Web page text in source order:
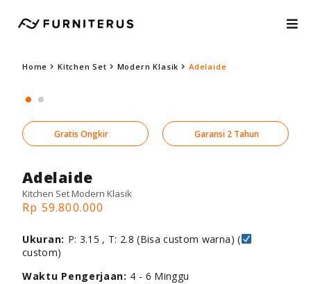
Home Kitchen Set Modern Klasik Adelaide
Gratis Ongkir Garansi 2 Tahun
Adelaide
Kitchen Set Modern Klasik
Rp 59.800.000
Ukuran: P: 3.15 , T: 2.8 (Bisa custom warna) (
custom)
Waktu Pengerjaan: 4 - 6 Minggu